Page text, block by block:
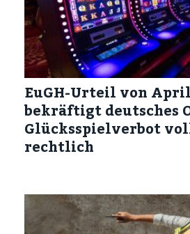
EuGH-Urteil von
bekräftigt deutsches
Glücksspielverbot
rechtlich